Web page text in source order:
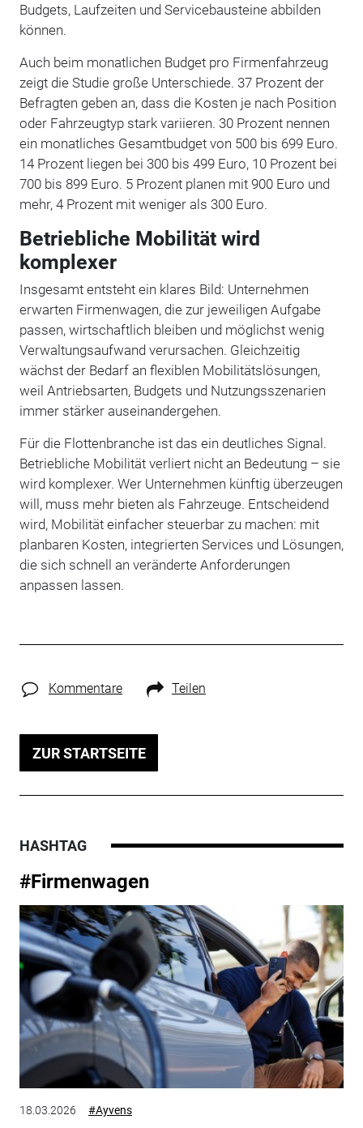
Budgets, Laufzeiten und Servicebausteine abbilden
können.
Auch beim monatlichen Budget pro Firmenfahrzeug
zeigt die Studie große Unterschiede. 37 Prozent der
Befragten geben an, dass die Kosten je nach Position
oder Fahrzeugtyp stark variieren. 30 Prozent nennen
ein monatliches Gesamtbudget von 500 bis 699 Euro.
14 Prozent liegen bei 300 bis 499 Euro, 10 Prozent bei
700 bis 899 Euro. 5 Prozent planen mit 900 Euro und
mehr, 4 Prozent mit weniger als 300 Euro.
Betriebliche Mobilität wird
komplexer
Insgesamt entsteht ein klares Bild: Unternehmen
erwarten Firmenwagen, die zur jeweiligen Aufgabe
passen, wirtschaftlich bleiben und möglichst wenig
Verwaltungsaufwand verursachen. Gleichzeitig
wächst der Bedarf an flexiblen Mobilitätslösungen,
weil Antriebsarten, Budgets und Nutzungsszenarien
immer stärker auseinandergehen.
Für die Flottenbranche ist das ein deutliches Signal.
Betriebliche Mobilität verliert nicht an Bedeutung – sie
wird komplexer. Wer Unternehmen künftig überzeugen
will, muss mehr bieten als Fahrzeuge. Entscheidend
wird, Mobilität einfacher steuerbar zu machen: mit
planbaren Kosten, integrierten Services und Lösungen,
die sich schnell an veränderte Anforderungen
anpassen lassen.
Kommentare Teilen
ZUR STARTSEITE
HASHTAG
#Firmenwagen
18.03.2026 #Ayvens